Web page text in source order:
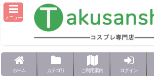
メニュー
ホーム カテゴリ ご利用案内 ログイン